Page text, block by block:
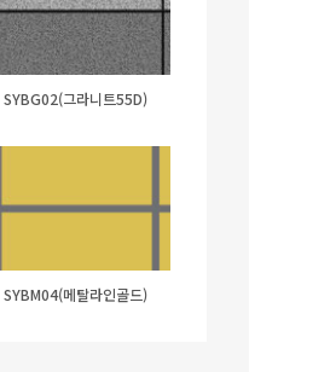
SYBG02(그라니트55D)
SYBM04(메탈라인골드)